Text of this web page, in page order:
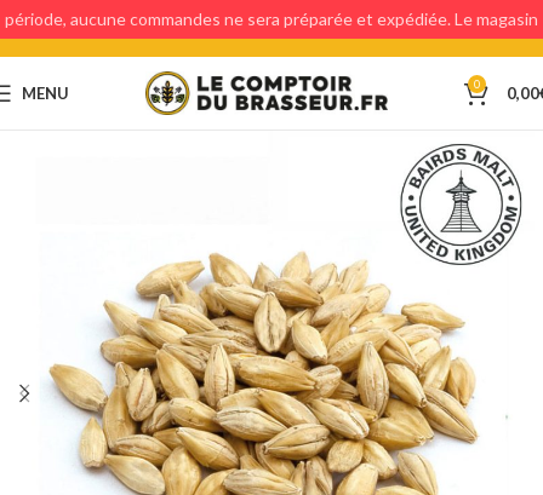
MENU 0 0,00
période, aucune commandes ne sera préparée et expédiée. Le magasin
étant fermé, aucun retraits en magasin ne sera possible.